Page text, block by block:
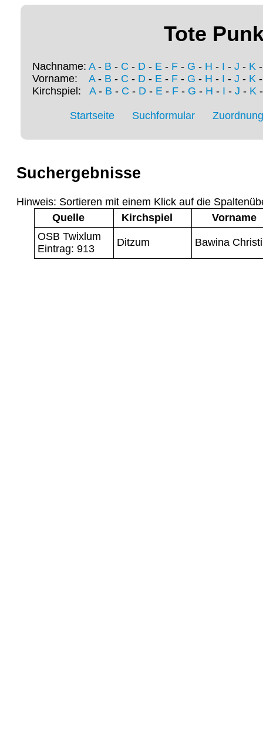
Tote
Nachname: A- B - C - D - E - F - G - H - I - J - K
Vorname: A- B - C - D - E - F - G - H - I - J - K
Kirchspiel: A- B - C - D- E- F- G - H - I - J - K
Startseite Suchformular
Suchergebnisse
Hinweis: Sortieren mit einem Klick auf die
Quelle
Kirchspiel
Vorname
OSB Twixlum
Eintrag: 913
Ditzum Bawina